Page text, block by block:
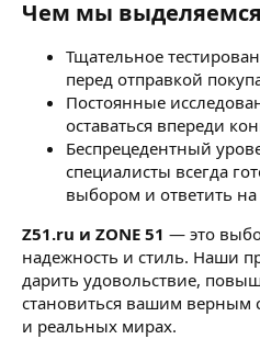
Чем мы
Тщательное
перед отправкой
Постоянные
оставаться впереди
Беспрецедентный
специалисты всегда
выбором и ответить
Z51.ru и ZONE 51 — это
надежность и стиль. Наши
дарить удовольствие,
становиться вашим верным
и реальных мирах.